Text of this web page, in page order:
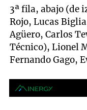
3ª fila, abajo (de
Rojo, Lucas
Agüero, Carlos
Técnico), Lionel
Fernando Gago,